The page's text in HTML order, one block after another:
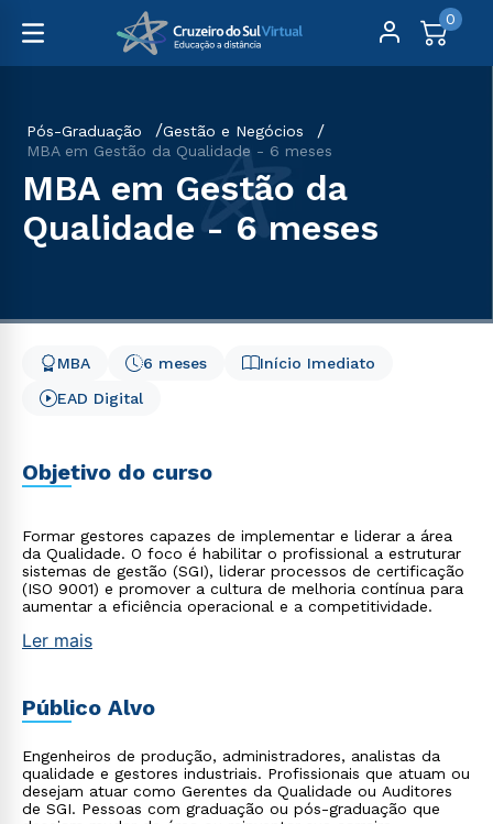
0
Pós-Graduação
Gestão e Negócios
MBA em Gestão da Qualidade - 6 meses
MBA em Gestão da
Qualidade - 6 meses
Início Imediato
6 meses
MBA
EAD Digital
Objetivo do curso
Formar gestores capazes de implementar e liderar a área
da Qualidade. O foco é habilitar o profissional a estruturar
sistemas de gestão (SGI), liderar processos de certificação
(ISO 9001) e promover a cultura de melhoria contínua para
aumentar a eficiência operacional e a competitividade.
Ler mais
Público Alvo
Engenheiros de produção, administradores, analistas da
qualidade e gestores industriais. Profissionais que atuam ou
desejam atuar como Gerentes da Qualidade ou Auditores
de SGI. Pessoas com graduação ou pós-graduação que